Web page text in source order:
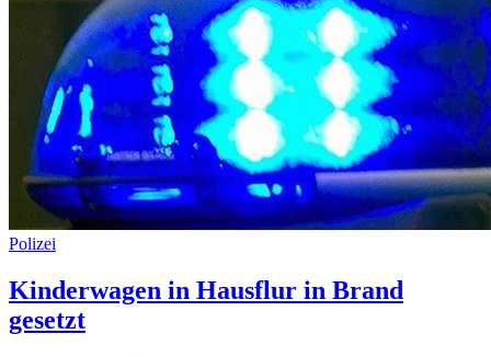
Polizei
Kinderwagen in Hausflur in Brand
gesetzt